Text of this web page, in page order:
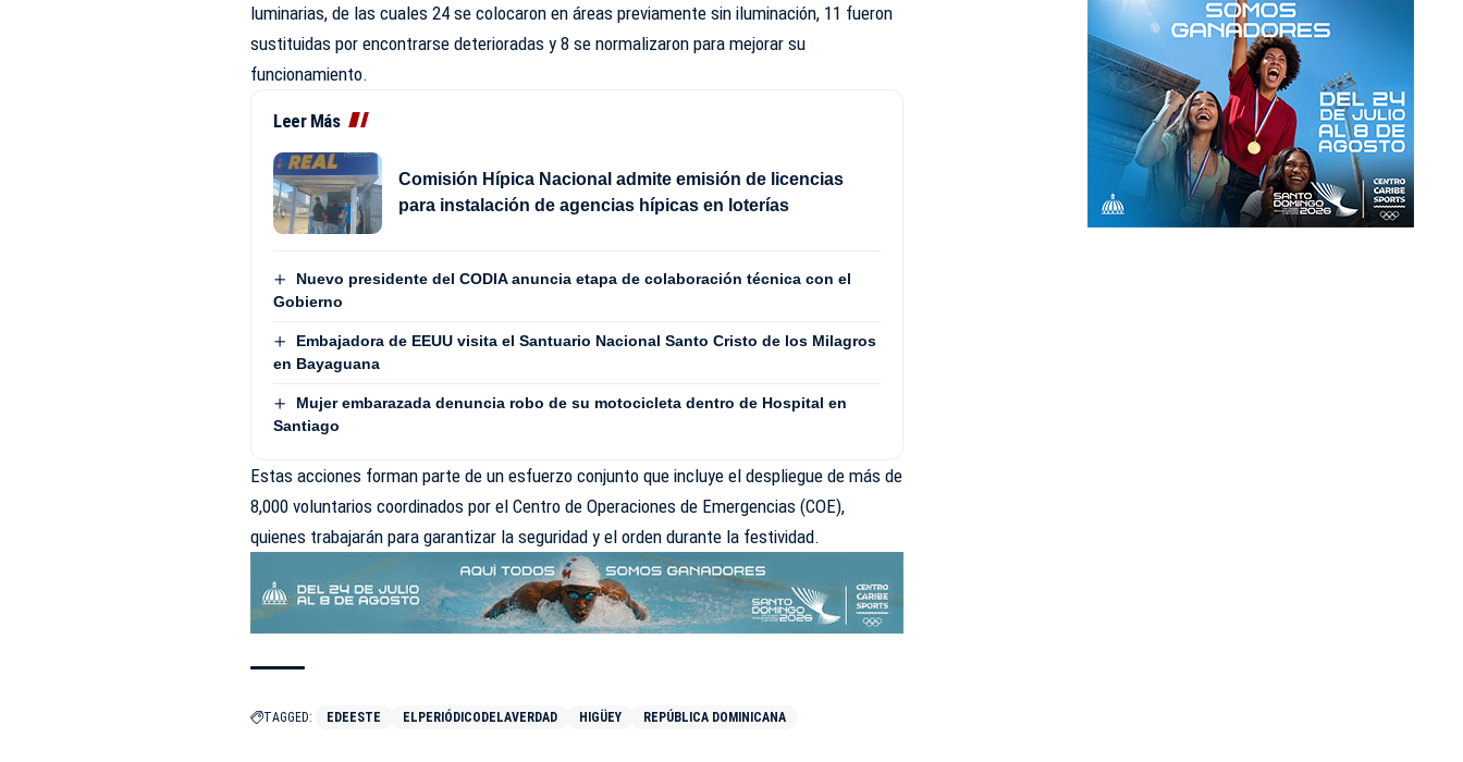
luminarias, de las cuales 24 se colocaron en áreas previamente sin iluminación, 11 fueron
sustituidas por encontrarse deterioradas y 8 se normalizaron para mejorar su
funcionamiento.
Leer Más
Comisión Hípica Nacional admite emisión de licencias
para instalación de agencias hípicas en loterías
Nuevo presidente del CODIA anuncia etapa de colaboración técnica con el
Gobierno
Embajadora de EEUU visita el Santuario Nacional Santo Cristo de los Milagros
en Bayaguana
Mujer embarazada denuncia robo de su motocicleta dentro de Hospital en
Santiago
Estas acciones forman parte de un esfuerzo conjunto que incluye el despliegue de más de
8,000 voluntarios coordinados por el Centro de Operaciones de Emergencias (COE),
quienes trabajarán para garantizar la seguridad y el orden durante la festividad.
TAGGED: EDEESTE ELPERIÓDICODELAVERDAD HIGÜEY REPÚBLICA DOMINICANA